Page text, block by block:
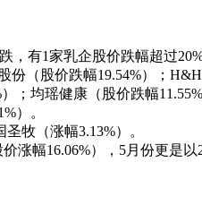
有1家乳企股价跌幅超过
（股价跌幅19.54%）；
；均瑶健康（股价跌幅
）。
牧（涨幅3.13%）。
幅16.06%），5月份更是以